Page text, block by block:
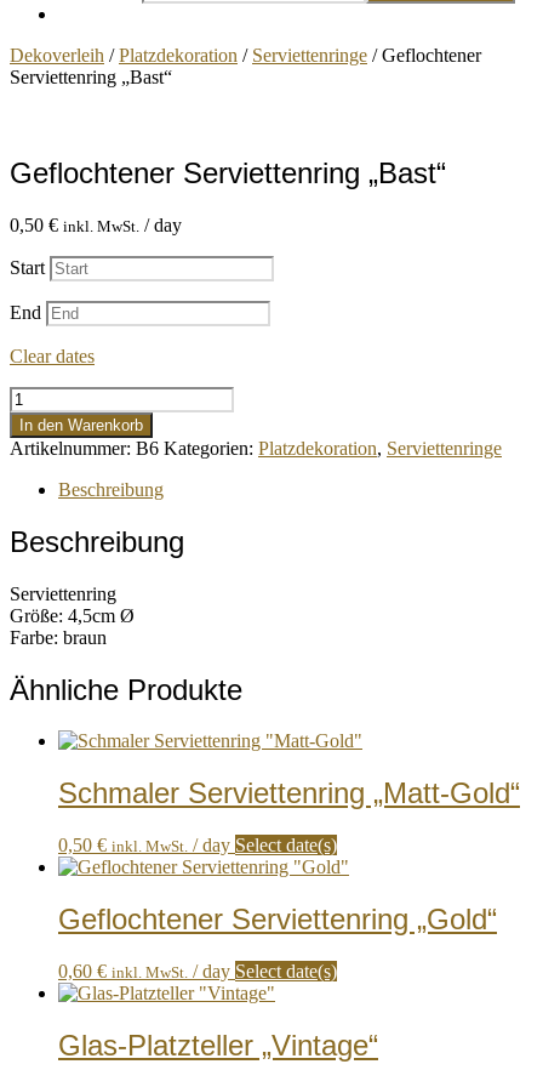
Dekoverleih /Platzdekoration / Serviettenringe / Geflochtener
Serviettenring „Bast“
Geflochtener Serviettenring „Bast“
0,50 € inkl. MwSt. / day
Start
End
Clear dates
Geflochtener
Serviettenring
"Bast"
Menge
In den Warenkorb
Artikelnummer: B6 Kategorien: Platzdekoration, Serviettenringe
Beschreibung
Beschreibung
Serviettenring
Größe: 4,5cm Ø
Farbe: braun
Ähnliche Produkte
Schmaler Serviettenring „Matt-Gold“
0,50 € inkl. MwSt. / day Select date(s)
Geflochtener Serviettenring „Gold“
0,60 € inkl. MwSt. / day Select date(s)
Glas-Platzteller „Vintage“